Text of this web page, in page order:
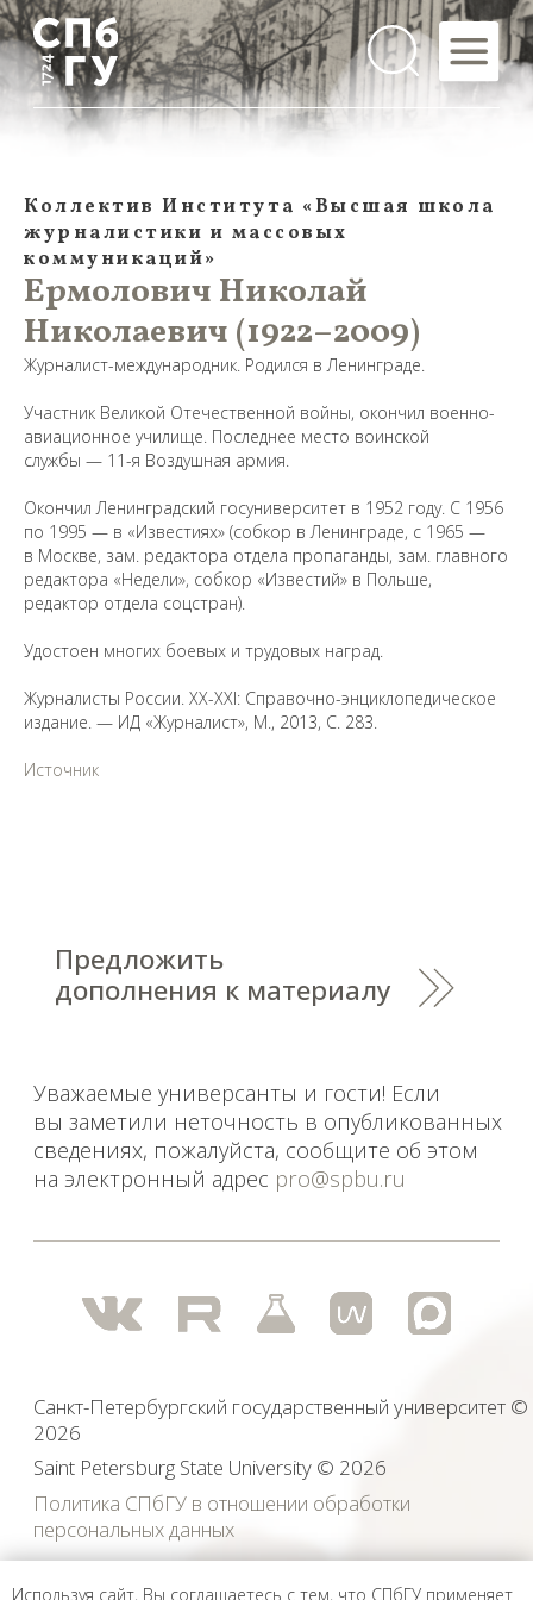
Коллектив Института «Высшая школа
журналистики и массовых
коммуникаций»
Ермолович Николай
Николаевич (1922–2009)
Журналист-международник. Родился в Ленинграде.
Участник Великой Отечественной войны, окончил военно-
авиационное училище. Последнее место воинской
службы — 11-я Воздушная армия.
Окончил Ленинградский госуниверситет в 1952 году. С 1956
по 1995 — в «Известиях» (собкор в Ленинграде, с 1965 —
в Москве, зам. редактора отдела пропаганды, зам. главного
редактора «Недели», собкор «Известий» в Польше,
редактор отдела соцстран).
Удостоен многих боевых и трудовых наград.
Журналисты России. XX-XXI: Справочно-энциклопедическое
издание. — ИД «Журналист», М., 2013, С. 283.
Источник
Предложить
дополнения к материалу
На данном информационном ресурсе могут быть
опубликованы архивные материалы с упоминанием
физических и юридических лиц, включенных
Министерством юстиции Российской Федерации в реестр
иностранных агентов, а также организаций, признанных
персональных данных
Уважаемые универсанты и гости! Если
Санкт-Петербургский государственный университет©
Используя сайт, Вы соглашаетесь с тем, что СПбГУ применяет